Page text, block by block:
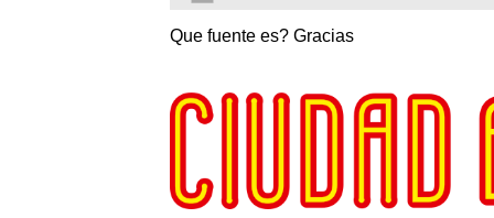
Que fuente es? Gracias